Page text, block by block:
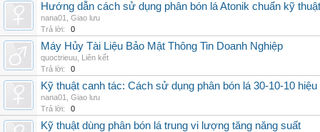
Hướng dẫn cách sử dụng phân bón lá Atonik chuẩn kỹ thuật
nana01
Giao lưu
Trả lời:
0
Máy Hủy Tài Liệu Bảo Mật Thông Tin Doanh Nghiệp
quoctrieuu Liên kết
Trả lời:
0
Kỹ thuật canh tác: Cách sử dụng phân bón lá 30-10-10 hiệu
nana01
Giao lưu
Trả lời:
0
Kỹ thuật dùng phân bón lá trung vi lượng tăng năng suất